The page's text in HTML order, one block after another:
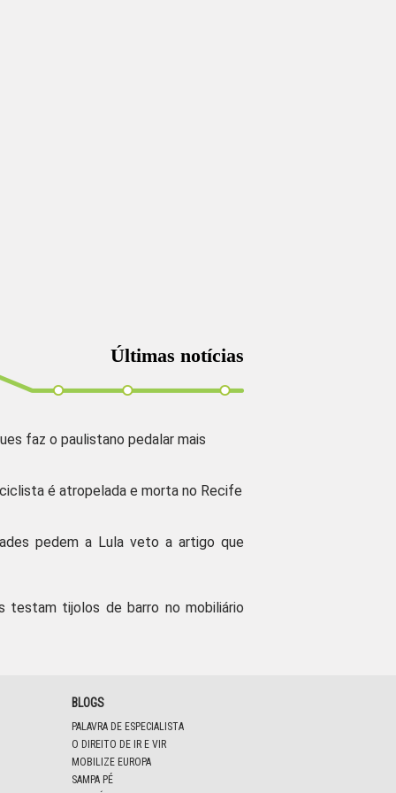
Últimas notícias
faz o paulistano pedalar mais
é atropelada e morta no Recife
pedem a Lula veto a artigo que
testam tijolos de barro no mobiliário
BLOGS
PALAVRA DE ESPECIALISTA
O DIREITO DE IR E VIR
MOBILIZE EUROPA
SAMPA PÉ